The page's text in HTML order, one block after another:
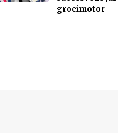
groeimotor